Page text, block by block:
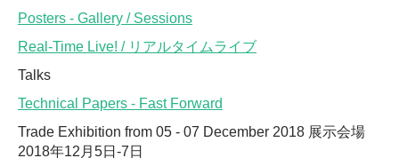
Posters - Gallery / Sessions
Real-Time Live! / リアルタイムライブ
Talks
Technical Papers - Fast Forward
Trade Exhibition from 05 - 07 December 2018 展示会場
2018年12月5日-7日